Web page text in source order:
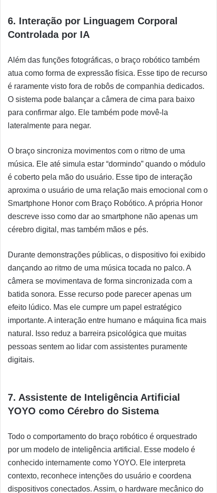
6. Interação por Linguagem Corporal
Controlada por IA
Além das funções fotográficas, o braço robótico também
atua como forma de expressão física. Esse tipo de recurso
é raramente visto fora de robôs de companhia dedicados.
O sistema pode balançar a câmera de cima para baixo
para confirmar algo. Ele também pode movê-la
lateralmente para negar.
O braço sincroniza movimentos com o ritmo de uma
música. Ele até simula estar “dormindo” quando o módulo
é coberto pela mão do usuário. Esse tipo de interação
aproxima o usuário de uma relação mais emocional com o
Smartphone Honor com Braço Robótico. A própria Honor
descreve isso como dar ao smartphone não apenas um
cérebro digital, mas também mãos e pés.
Durante demonstrações públicas, o dispositivo foi exibido
dançando ao ritmo de uma música tocada no palco. A
câmera se movimentava de forma sincronizada com a
batida sonora. Esse recurso pode parecer apenas um
efeito lúdico. Mas ele cumpre um papel estratégico
importante. A interação entre humano e máquina fica mais
natural. Isso reduz a barreira psicológica que muitas
pessoas sentem ao lidar com assistentes puramente
digitais.
7. Assistente de Inteligência Artificial
YOYO como Cérebro do Sistema
Todo o comportamento do braço robótico é orquestrado
por um modelo de inteligência artificial. Esse modelo é
conhecido internamente como YOYO. Ele interpreta
contexto, reconhece intenções do usuário e coordena
dispositivos conectados. Assim, o hardware mecânico do